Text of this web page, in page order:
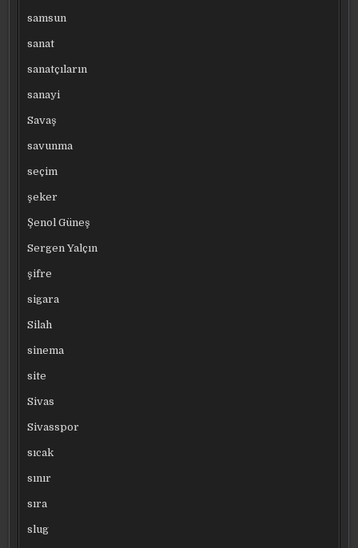
samsun
sanat
sanatçıların
sanayi
Savaş
savunma
seçim
şeker
Şenol Güneş
Sergen Yalçın
şifre
sigara
Silah
sinema
site
Sivas
Sivasspor
sıcak
sınır
sıra
slug